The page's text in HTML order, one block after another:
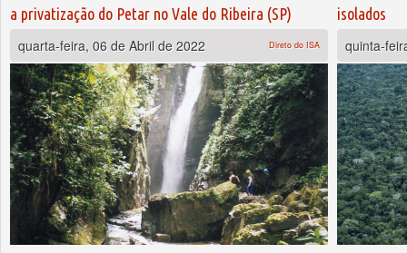
a privatização do Petar no Vale do Ribeira (SP)
quarta-feira, 06 de Abril de 2022
Direto do ISA
isolados
quinta-